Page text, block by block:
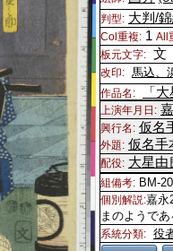
判型: 大判/
Col重複: 1 All
板元文字: 文
改印: 馬込、
作品名: 「
上演年月日:
興行名: 仮名
外題: 仮名手
配役: 大星由
組備考: BM-
個別解説:嘉永
まのようであ
系統分類: 役